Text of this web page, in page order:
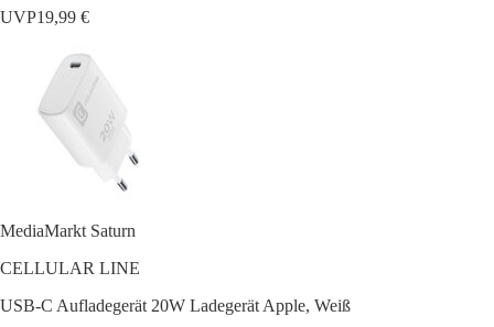
UVP19,99 €
MediaMarkt Saturn
CELLULAR LINE
USB-C Aufladegerät 20W Ladegerät Apple, Weiß